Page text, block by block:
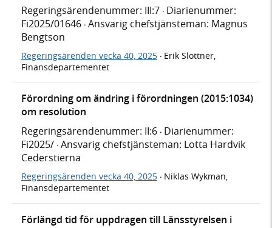
Regeringsärendenummer: III:7 · Diarienummer:
Fi2025/01646 · Ansvarig chefstjänsteman: Magnus
Bengtson
Regeringsärenden vecka 40, 2025 · Erik Slottner,
Finansdepartementet
Förordning om ändring i förordningen (2015:1034)
om resolution
Regeringsärendenummer: II:6 · Diarienummer:
Fi2025/ · Ansvarig chefstjänsteman: Lotta Hardvik
Cederstierna
Regeringsärenden vecka 40, 2025 · Niklas Wykman,
Finansdepartementet
Förlängd tid för uppdragen till Länsstyrelsen i